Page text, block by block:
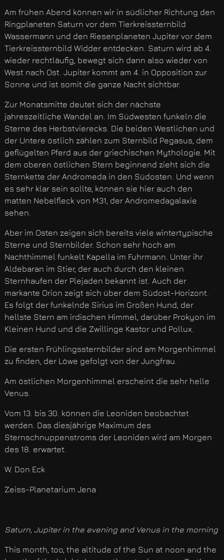
Am frühen Abend können wir in südlicher Richtung den
Ringplaneten Saturn vor dem Tierkreissternbild
Wassermann und den Riesenplaneten Jupiter vor dem
Tierkreissternbild Widder entdecken. Saturn wird ab 4.
wieder rechtläufig, bewegt sich dann also wieder von
West nach Ost. Jupiter kommt am 4. in Opposition zur
Sonne und ist somit die ganze Nacht sichtbar.
Zur Monatsmitte deutet sich der nächste
jahreszeitliche Wandel an. Im Südwesten funkeln die
Sterne des Herbstvierecks. Die beiden Westlichen und
der Untere östlich zählen zum Sternbild Pegasus, dem
geflügelten Pferd aus der griechischen Mythologie. Mit
dem oberen östlichen Stern beginnend zieht sich die
Sternkette der Andromeda in den Südosten. Und wenn
es sehr klar sein sollte, können sie hier auch den
matten Nebelfleck von M31, der Andromedagalaxie
sehen.
Aber im Osten zeigen sich bereits viele wintertypische
Sterne und Sternbilder. Schon sehr hoch am
Nachthimmel funkelt Kapella im Fuhrmann. Unter ihr
Aldebaran im Stier, der auch durch den kleinen
Sternhaufen der Plejaden bekannt ist. Auch der
markante Orion zeigt sich über dem Südost-Horizont.
Es folgt der funkelnde Sirius im Großen Hund, der
hellste Stern am irdischen Himmel, darüber Prokyon im
Kleinen Hund und die Zwillinge Kastor und Pollux.
Die ersten Frühlingssternbilder sind am Morgenhimmel
zu finden, der Löwe gefolgt von der Jungfrau.
Am östlichen Morgenhimmel erscheint die sehr helle
Venus.
Vom 13. bis 30. können die Leoniden beobachtet
werden. Das diesjährige Maximum des
Sternschnuppenstroms der Leoniden wird am Morgen
des 18. erwartet.
W. Don Eck
Zeiss-Planetarium Jena
Saturn, Jupiter in the evening and Venus in the morning
This month, too, the altitude of the Sun at noon and the